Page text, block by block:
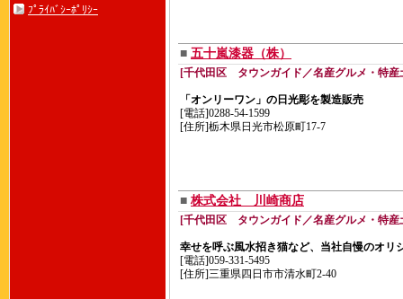
ﾌﾟﾗｲﾊﾞｼｰﾎﾟﾘｼｰ
■ 五十嵐漆器（株）
[千代田区 タウンガイド／名産グルメ・特産
「オンリーワン」の日光彫を製造販売
[電話]0288-54-1599
[住所]栃木県日光市松原町17-7
■ 株式会社 川崎商店
[千代田区 タウンガイド／名産グルメ・特産
幸せを呼ぶ風水招き猫など、当社自慢のオリ
[電話]059-331-5495
[住所]三重県四日市市清水町2-40